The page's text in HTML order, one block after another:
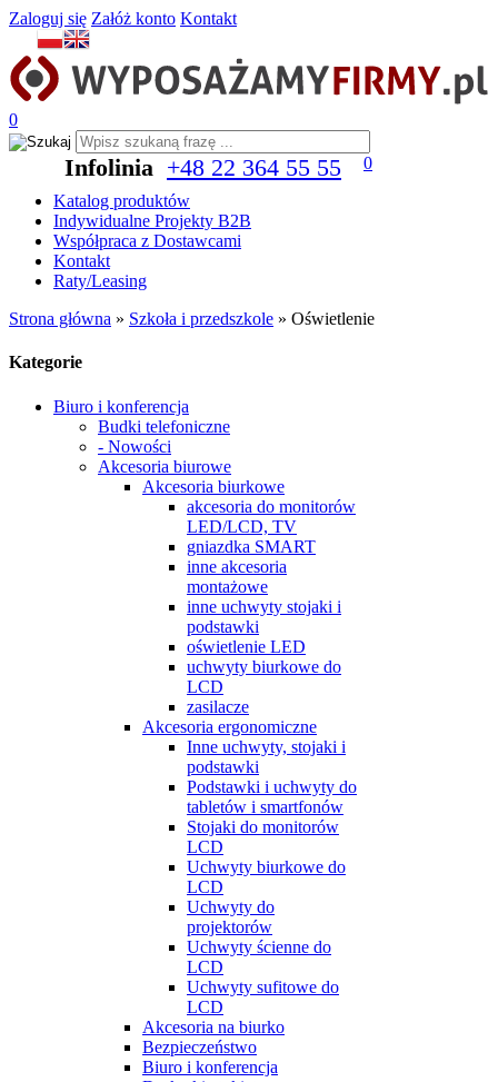
Zaloguj się Załóż konto Kontakt
0
Infolinia +48 22 364 55 55
0
Katalog produktów
Indywidualne Projekty B2B
Współpraca z Dostawcami
Kontakt
Raty/Leasing
Strona główna » Szkoła i przedszkole » Oświetlenie
Kategorie
Biuro i konferencja
Budki telefoniczne
- Nowości
Akcesoria biurowe
Akcesoria biurkowe
akcesoria do monitorów
LED/LCD, TV
gniazdka SMART
inne akcesoria
montażowe
inne uchwyty stojaki i
podstawki
oświetlenie LED
uchwyty biurkowe do
LCD
zasilacze
Akcesoria ergonomiczne
Inne uchwyty, stojaki i
podstawki
Podstawki i uchwyty do
tabletów i smartfonów
Stojaki do monitorów
LCD
Uchwyty biurkowe do
LCD
Uchwyty do
projektorów
Uchwyty ścienne do
LCD
Uchwyty sufitowe do
LCD
Akcesoria na biurko
Bezpieczeństwo
Biuro i konferencja